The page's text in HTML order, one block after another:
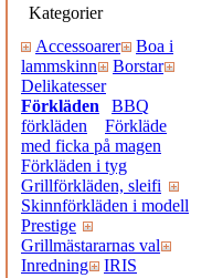
Kategorier
Accessoarer
Boa i
lammskinn
Borstar
Delikatesser
Förkläden
BBQ
förkläden
Förkläde
med ficka på magen
Förkläden i tyg
Grillförkläden, sleifi
Skinnförkläden i modell
Prestige
Grillmästararnas val
Inredning
IRIS